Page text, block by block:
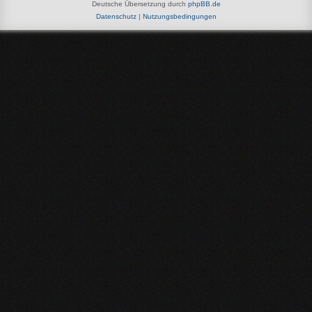
Deutsche Übersetzung durch phpBB.de
Datenschutz| Nutzungsbedingungen